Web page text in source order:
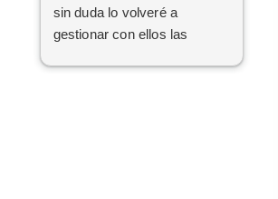
sin duda lo volveré a
gestionar con ellos las